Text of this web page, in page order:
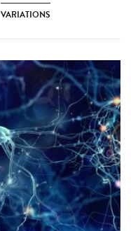
VARIATIONS